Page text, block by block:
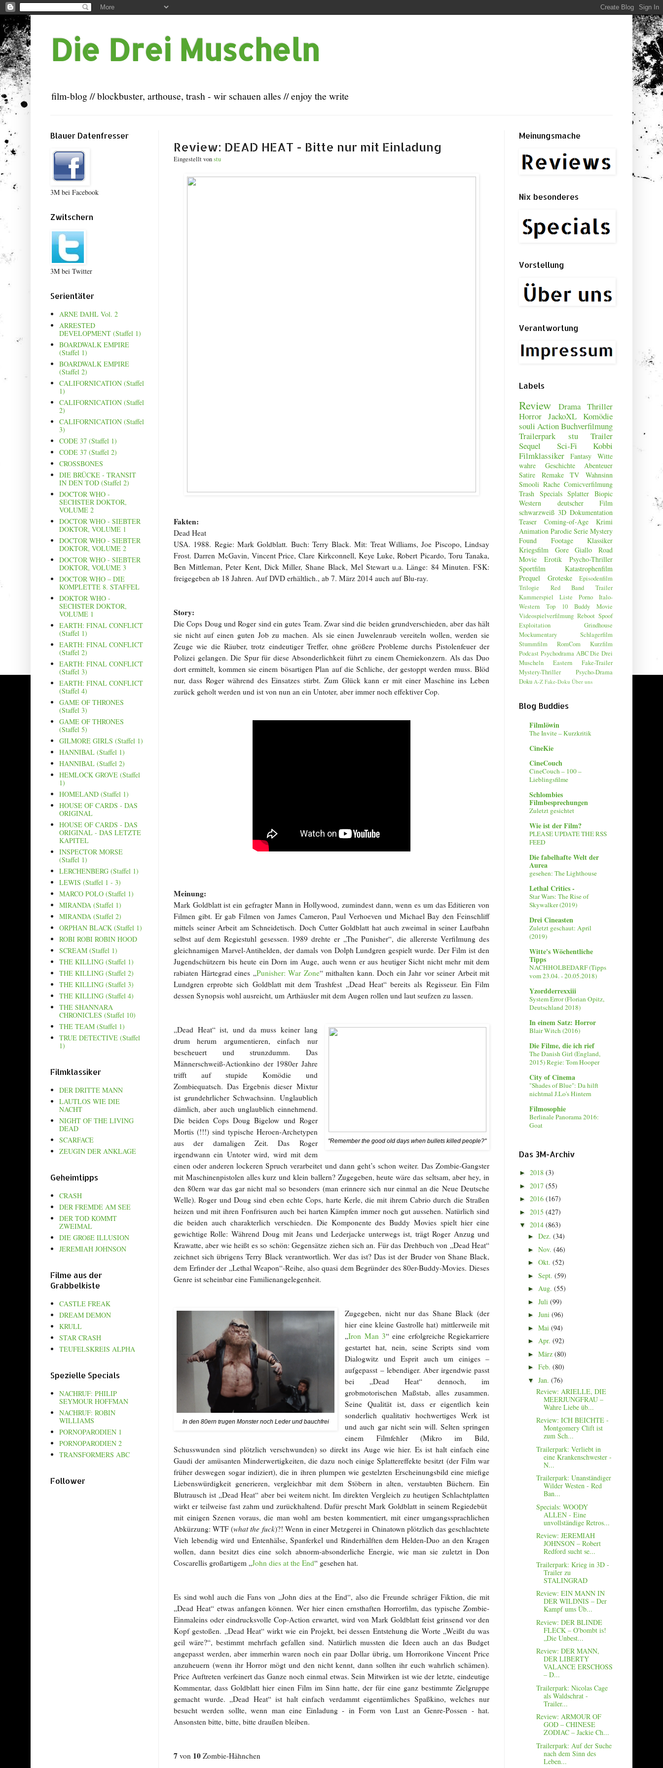
Die Drei Muscheln
film-blog // blockbuster, arthouse, trash - wir schauen alles // enjoy the write
Review: DEAD HEAT - Bitte nur mit Einladung
Eingestellt vonstu
Fakten:
Dead Heat
USA. 1988. Regie: Mark Goldblatt. Buch: Terry Black. Mit: Treat Williams, Joe Piscopo, Lindsay
Frost. Darren McGavin, Vincent Price, Clare Kirkconnell, Keye Luke, Robert Picardo, Toru Tanaka,
Ben Mittleman, Peter Kent, Dick Miller, Shane Black, Mel Stewart u.a. Länge: 84 Minuten. FSK:
freigegeben ab 18 Jahren. Auf DVD erhältlich., ab 7. März 2014 auch auf Blu-ray.
Story:
Die Cops Doug und Roger sind ein gutes Team. Zwar sind die beiden grundverschieden, aber das hält
sie nicht auf einen guten Job zu machen. Als sie einen Juwelenraub vereiteln wollen, werden sie
Zeuge wie die Räuber, trotz eindeutiger Treffer, ohne größere Probleme durchs Pistolenfeuer der
Polizei gelangen. Die Spur für diese Absonderlichkeit führt zu einem Chemiekonzern. Als das Duo
dort ermittelt, kommen sie einem bösartigen Plan auf die Schliche, der gestoppt werden muss. Blöd
nur, dass Roger während des Einsatzes stirbt. Zum Glück kann er mit einer Maschine ins Leben
zurück geholt werden und ist von nun an ein Untoter, aber immer noch effektiver Cop.
Meinung:
Mark Goldblatt ist ein gefragter Mann in Hollywood, zumindest dann, wenn es um das Editieren von
Filmen gibt. Er gab Filmen von James Cameron, Paul Verhoeven und Michael Bay den Feinschliff
mittels seiner Arbeit am Schneidetisch. Doch Cutter Goldblatt hat auch zweimal in seiner Laufbahn
selbst auf dem Regiestuhl gesessen. 1989 drehte er „The Punisher“, die allererste Verfilmung des
gleichnamigen Marvel-Antihelden, der damals von Dolph Lundgren gespielt wurde. Der Film ist den
Jugendschützern bis heute ein Dorn im Auge, auch wenn er aus heutiger Sicht nicht mehr mit dem
rabiaten Härtegrad eines „Punisher: War Zone“ mithalten kann. Doch ein Jahr vor seiner Arbeit mit
Lundgren erprobte sich Goldblatt mit dem Trashfest „Dead Heat“ bereits als Regisseur. Ein Film
dessen Synopsis wohl ausreicht, um Arthäusler mit dem Augen rollen und laut seufzen zu lassen.
"Remember the good old days when bullets killed people?"
„Dead Heat“ ist, und da muss keiner lang
drum herum argumentieren, einfach nur
bescheuert und strunzdumm. Das
Männerschweiß-Actionkino der 1980er Jahre
trifft auf stupide Komödie und
Zombiequatsch. Das Ergebnis dieser Mixtur
ist grundehrlicher Schwachsinn. Unglaublich
dämlich, aber auch unglaublich einnehmend.
Die beiden Cops Doug Bigelow und Roger
Mortis (!!!) sind typische Heroen-Archetypen
aus der damaligen Zeit. Das Roger
irgendwann ein Untoter wird, wird mit dem
einen oder anderen lockeren Spruch verarbeitet und dann geht’s schon weiter. Das Zombie-Gangster
mit Maschinenpistolen alles kurz und klein ballern? Zugegeben, heute wäre das seltsam, aber hey, in
den 80ern war das gar nicht mal so besonders (man erinnere sich nur einmal an die Neue Deutsche
Welle). Roger und Doug sind eben echte Cops, harte Kerle, die mit ihrem Cabrio durch die Straßen
heizen und mit ihren Fonfrisuren auch bei harten Kämpfen immer noch gut aussehen. Natürlich sind
die beiden auch charakterlich verschieden. Die Komponente des Buddy Movies spielt hier eine
gewichtige Rolle: Während Doug mit Jeans und Lederjacke unterwegs ist, trägt Roger Anzug und
Krawatte, aber wie heißt es so schön: Gegensätze ziehen sich an. Für das Drehbuch von „Dead Heat“
zeichnet sich übrigens Terry Black verantwortlich. Wer das ist? Das ist der Bruder von Shane Black,
dem Erfinder der „Lethal Weapon“-Reihe, also quasi dem Begründer des 80er-Buddy-Movies. Dieses
Genre ist scheinbar eine Familienangelegenheit.
In den 80ern trugen Monster noch Leder und bauchfrei
Zugegeben, nicht nur das Shane Black (der
hier eine kleine Gastrolle hat) mittlerweile mit
„Iron Man 3“ eine erfolgreiche Regiekarriere
gestartet hat, nein, seine Scripts sind vom
Dialogwitz und Esprit auch um einiges –
aufgepasst – lebendiger. Aber irgendwie passt
bei „Dead Heat“ dennoch, im
grobmotorischen Maßstab, alles zusammen.
Seine Qualität ist, dass er eigentlich kein
sonderlich qualitativ hochwertiges Werk ist
und auch gar nicht sein will. Selten springen
einem Filmfehler (Mikro im Bild,
Schusswunden sind plötzlich verschwunden) so direkt ins Auge wie hier. Es ist halt einfach eine
Gaudi der amüsanten Minderwertigkeiten, die dazu noch einige Splattereffekte besitzt (der Film war
früher deswegen sogar indiziert), die in ihren plumpen wie gestelzten Erscheinungsbild eine miefige
Liebenswürdigkeit generieren, vergleichbar mit dem Stöbern in alten, verstaubten Büchern. Ein
Blutrausch ist „Dead Heat“ aber bei weitem nicht. Im direkten Vergleich zu heutigen Schlachtplatten
wirkt er teilweise fast zahm und zurückhaltend. Dafür prescht Mark Goldblatt in seinem Regiedebüt
mit einigen Szenen voraus, die man wohl am besten kommentiert, mit einer umgangssprachlichen
Abkürzung: WTF (what the fuck)?! Wenn in einer Metzgerei in Chinatown plötzlich das geschlachtete
Vieh lebendig wird und Entenhälse, Spanferkel und Rinderhälften dem Helden-Duo an den Kragen
wollen, dann besitzt dies eine solch abnorm-absonderliche Energie, wie man sie zuletzt in Don
Coscarellis großartigem „John dies at the End“ gesehen hat.
Es sind wohl auch die Fans von „John dies at the End“, also die Freunde schräger Fiktion, die mit
„Dead Heat“ etwas anfangen können. Wer hier einen ernsthaften Horrorfilm, das typische Zombie-
Einmaleins oder eindrucksvolle Cop-Action erwartet, wird von Mark Goldblatt feist grinsend vor den
Kopf gestoßen. „Dead Heat“ wirkt wie ein Projekt, bei dessen Entstehung die Worte „Weißt du was
geil wäre?“, bestimmt mehrfach gefallen sind. Natürlich mussten die Ideen auch an das Budget
angepasst werden, aber immerhin waren noch ein paar Dollar übrig, um Horrorikone Vincent Price
anzuheuern (wenn ihr Horror mögt und den nicht kennt, dann sollten ihr euch wahrlich schämen).
Price Auftreten verfeinert das Ganze noch einmal etwas. Sein Mitwirken ist wie der letzte, eindeutige
Kommentar, dass Goldblatt hier einen Film im Sinn hatte, der für eine ganz bestimmte Zielgruppe
gemacht wurde. „Dead Heat“ ist halt einfach verdammt eigentümliches Spaßkino, welches nur
besucht werden sollte, wenn man eine Einladung - in Form von Lust an Genre-Possen - hat.
Ansonsten bitte, bitte, bitte draußen bleiben.
7 von 10 Zombie-Hähnchen
Blauer Datenfresser
3M bei Facebook
Zwitschern
3M bei Twitter
Serientäter
ARNE DAHL Vol. 2
ARRESTED
DEVELOPMENT (Staffel 1)
BOARDWALK EMPIRE
(Staffel 1)
BOARDWALK EMPIRE
(Staffel 2)
CALIFORNICATION (Staffel
1)
CALIFORNICATION (Staffel
2)
CALIFORNICATION (Staffel
3)
CODE 37 (Staffel 1)
CODE 37 (Staffel 2)
CROSSBONES
DIE BRÜCKE - TRANSIT
IN DEN TOD (Staffel 2)
DOCTOR WHO -
SECHSTER DOKTOR,
VOLUME 2
DOCTOR WHO - SIEBTER
DOKTOR, VOLUME 1
DOCTOR WHO - SIEBTER
DOKTOR, VOLUME 2
DOCTOR WHO - SIEBTER
DOKTOR, VOLUME 3
DOCTOR WHO – DIE
KOMPLETTE 8. STAFFEL
DOKTOR WHO -
SECHSTER DOKTOR,
VOLUME 1
EARTH: FINAL CONFLICT
(Staffel 1)
EARTH: FINAL CONFLICT
(Staffel 2)
EARTH: FINAL CONFLICT
(Staffel 3)
EARTH: FINAL CONFLICT
(Staffel 4)
GAME OF THRONES
(Staffel 3)
GAME OF THRONES
(Staffel 5)
GILMORE GIRLS (Staffel 1)
HANNIBAL (Staffel 1)
HANNIBAL (Staffel 2)
HEMLOCK GROVE (Staffel
1)
HOMELAND (Staffel 1)
HOUSE OF CARDS - DAS
ORIGINAL
HOUSE OF CARDS - DAS
ORIGINAL - DAS LETZTE
KAPITEL
INSPECTOR MORSE
(Staffel 1)
LERCHENBERG (Staffel 1)
LEWIS (Staffel 1 - 3)
MARCO POLO (Staffel 1)
MIRANDA (Staffel 1)
MIRANDA (Staffel 2)
ORPHAN BLACK (Staffel 1)
ROBI ROBI ROBIN HOOD
SCREAM (Staffel 1)
THE KILLING (Staffel 1)
THE KILLING (Staffel 2)
THE KILLING (Staffel 3)
THE KILLING (Staffel 4)
THE SHANNARA
CHRONICLES (Staffel 10)
THE TEAM (Staffel 1)
TRUE DETECTIVE (Staffel
1)
Filmklassiker
DER DRITTE MANN
LAUTLOS WIE DIE
NACHT
NIGHT OF THE LIVING
DEAD
SCARFACE
ZEUGIN DER ANKLAGE
Geheimtipps
CRASH
DER FREMDE AM SEE
DER TOD KOMMT
ZWEIMAL
DIE GROßE ILLUSION
JEREMIAH JOHNSON
Filme aus der
Grabbelkiste
CASTLE FREAK
DREAM DEMON
KRULL
STAR CRASH
TEUFELSKREIS ALPHA
Spezielle Specials
NACHRUF: PHILIP
SEYMOUR HOFFMAN
NACHRUF: ROBIN
WILLIAMS
PORNOPARODIEN 1
PORNOPARODIEN 2
TRANSFORMERS ABC
Follower
Meinungsmache
Nix besonderes
Vorstellung
Verantwortung
Labels
Review Drama Thriller
Horror JackoXL Komödie
souli ActionBuchverfilmung
Trailerpark
stu
Trailer
Sequel
Sci-Fi
Kobbi
Filmklassiker
Fantasy
Witte
wahre Geschichte
Abenteuer
Satire
Remake
TV Wahnsinn
Smooli Rache Comicverfilmung
Trash
Specials Splatter Biopic
Western
deutscher Film
schwarzweiß 3D Dokumentation
Teaser
Coming-of-Age
Krimi
Animation Parodie Serie Mystery
Found Footage
Klassiker
Kriegsfilm
Gore Giallo
Road
Movie
Erotik
Psycho-Thriller
Sportfilm
Katastrophenfilm
Prequel
Groteske
Episodenfilm
Trilogie
Red Band Trailer
Kammerspiel
Liste Porno
Italo-
Western
Top 10
Buddy Movie
Videospielverfilmung Reboot Spoof
Exploitation
Grindhouse
Mockumentary
Schlagerfilm
Stummfilm
RomCom
Kurzfilm
Podcast Psychodrama ABC Die Drei
Muscheln
Eastern
Fake-Trailer
Mystery-Thriller
Psycho-Drama
Doku A-Z Fake-Doku Über uns
Blog Buddies
Filmlöwin
The Invite – Kurzkritik
CineKie
CineCouch
CineCouch – 100 –
Lieblingsfilme
Schlombies
Filmbesprechungen
Zuletzt gesichtet
Wie ist der Film?
PLEASE UPDATE THE RSS
FEED
Die fabelhafte Welt der
Aurea
gesehen: The Lighthouse
Lethal Critics -
Star Wars: The Rise of
Skywalker (2019)
Drei Cineasten
Zuletzt geschaut: April
(2019)
Witte's Wöchentliche
Tipps
NACHHOLBEDARF (Tipps
vom 23.04. - 20.05.2018)
Yzordderrexxiii
System Error (Florian Opitz,
Deutschland 2018)
In einem Satz: Horror
Blair Witch (2016)
Die Filme, die ich rief
The Danish Girl (England,
2015) Regie: Tom Hooper
City of Cinema
"Shades of Blue": Da hilft
nichtmal J.Lo's Hintern
Filmosophie
Berlinale Panorama 2016:
Goat
Das 3M-Archiv
► 2018 (3)
► 2017 (55)
► 2016 (167)
► 2015 (427)
▼ 2014 (863)
► Dez. (34)
► Nov. (46)
► Okt. (52)
► Sept. (59)
► Aug. (55)
► Juli (99)
► Juni (96)
► Mai (94)
► Apr. (92)
► März (80)
► Feb. (80)
▼ Jan. (76)
Review: ARIELLE, DIE
MEERJUNGFRAU –
Wahre Liebe üb...
Review: ICH BEICHTE -
Montgomery Clift ist
zum Sch...
Trailerpark: Verliebt in
eine Krankenschwester -
N...
Trailerpark: Unanständiger
Wilder Westen - Red
Ban...
Specials: WOODY
ALLEN - Eine
unvollständige Retros...
Review: JEREMIAH
JOHNSON – Robert
Redford sucht se...
Trailerpark: Krieg in 3D -
Trailer zu
STALINGRAD
Review: EIN MANN IN
DER WILDNIS – Der
Kampf ums Üb...
Review: DER BLINDE
FLECK – O'bombt is!
„Die Unbest...
Review: DER MANN,
DER LIBERTY
VALANCE ERSCHOSS
– D...
Trailerpark: Nicolas Cage
als Waldschrat -
Trailer...
Review: ARMOUR OF
GOD – CHINESE
ZODIAC – Jackie Ch...
Trailerpark: Auf der Suche
nach dem Sinn des
Leben...